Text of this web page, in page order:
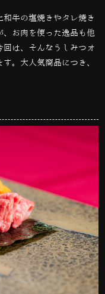
牛の塩焼きやタレ焼き
、お肉を使った逸品も他
は、そんなうしみつオ
。大人気商品につき、